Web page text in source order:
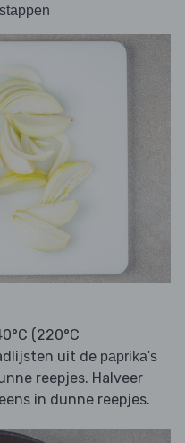
(220°C
uit de paprika's
reepjes. Halveer
in dunne reepjes.